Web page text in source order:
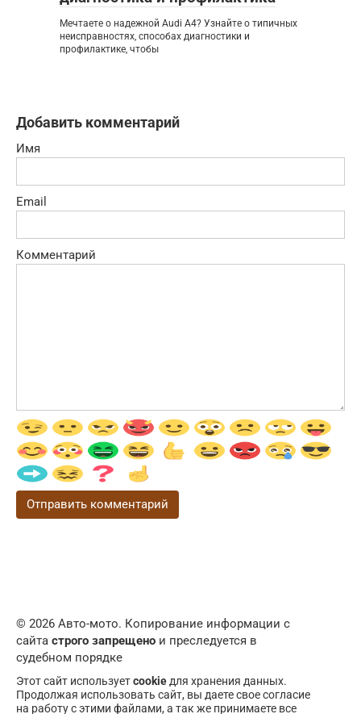
Мечтаете о надежной Audi A4? Узнайте о типичных
неисправностях, способах диагностики и
профилактике, чтобы
Добавить комментарий
Имя
Email
Комментарий
© 2026 Авто-мото. Копирование информации с
сайта строго запрещено и преследуется в
судебном порядке
Этот сайт используетcookieдля хранения данных.
Продолжая использовать сайт, вы даете свое согласие
на работу с этими файлами, а так же принимаете все